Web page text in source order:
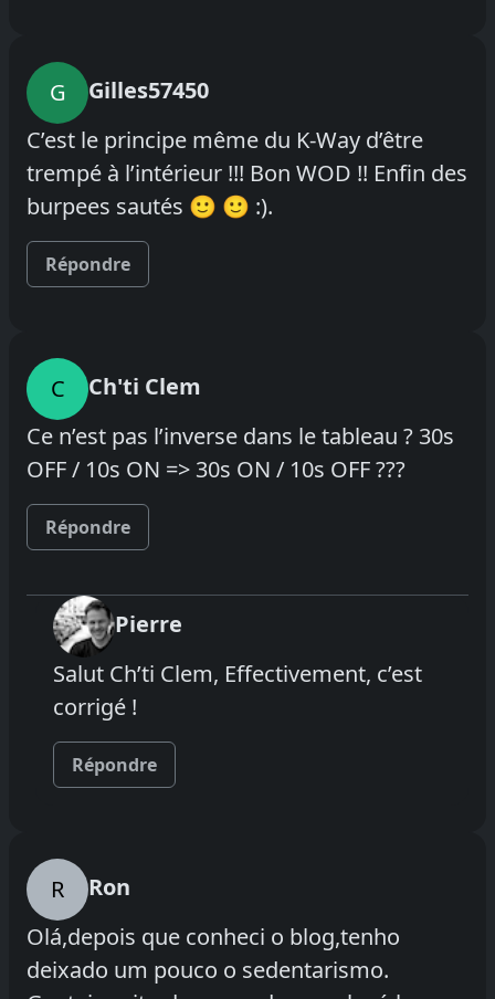
G
Gilles57450
C’est le principe même du K-Way d’être
trempé à l’intérieur !!! Bon WOD !! Enfin des
burpees sautés 🙂 🙂 :).
Répondre
C
Ch'ti Clem
Ce n’est pas l’inverse dans le tableau ? 30s
OFF / 10s ON => 30s ON / 10s OFF ???
Répondre
Pierre
Salut Ch’ti Clem, Effectivement, c’est
corrigé !
Répondre
R
Ron
Olá,depois que conheci o blog,tenho
deixado um pouco o sedentarismo.